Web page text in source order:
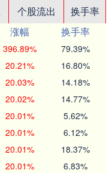
个股流出
换手率
涨幅
换手率
396.89% 79.39%
20.21% 16.80%
20.03% 14.18%
20.02% 14.77%
20.01% 5.62%
20.01% 6.12%
20.01% 18.37%
20.01% 6.83%